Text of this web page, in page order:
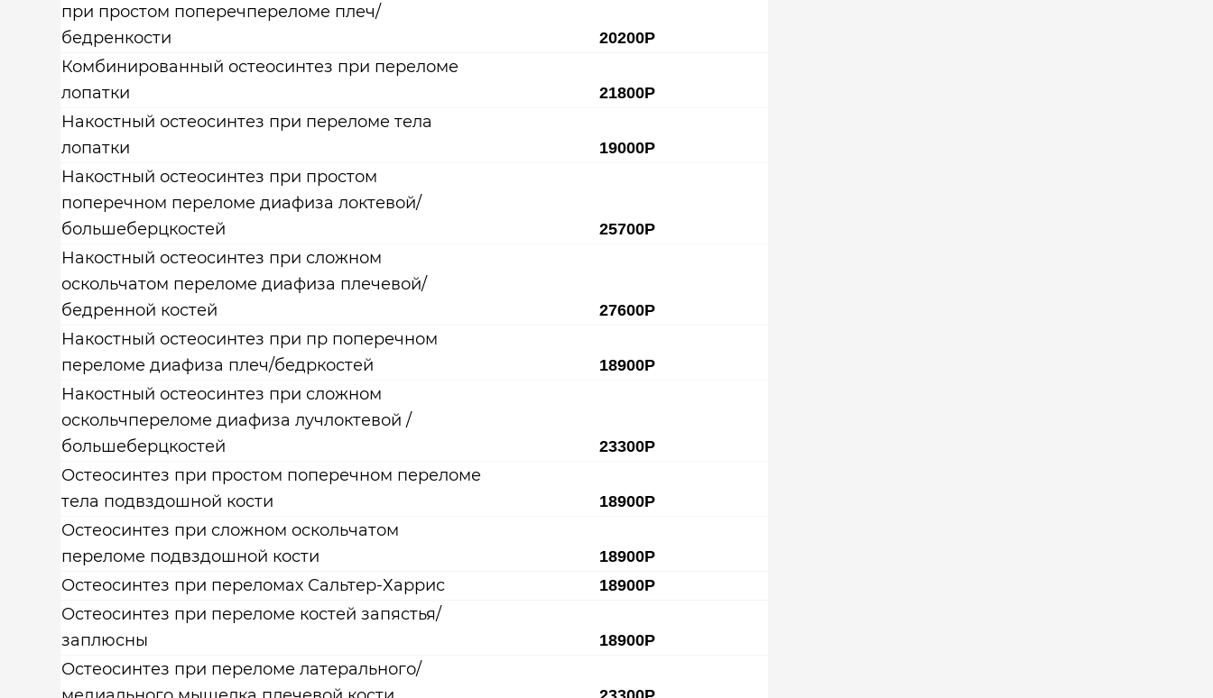
при простом поперечпереломе плеч/
бедренкости
20200Р
Комбинированный остеосинтез при переломе
лопатки
21800Р
Накостный остеосинтез при переломе тела
лопатки
19000Р
Накостный остеосинтез при простом
поперечном переломе диафиза локтевой/
большеберцкостей
25700Р
Накостный остеосинтез при сложном
оскольчатом переломе диафиза плечевой/
бедренной костей
27600Р
Накостный остеосинтез при пр поперечном
переломе диафиза плеч/бедркостей
18900Р
Накостный остеосинтез при сложном
оскольчпереломе диафиза лучлоктевой /
большеберцкостей
23300Р
Остеосинтез при простом поперечном переломе
тела подвздошной кости
18900Р
Остеосинтез при сложном оскольчатом
переломе подвздошной кости
18900Р
Остеосинтез при переломах Сальтер-Харрис 18900Р
Остеосинтез при переломе костей запястья/
заплюсны
18900Р
Остеосинтез при переломе латерального/